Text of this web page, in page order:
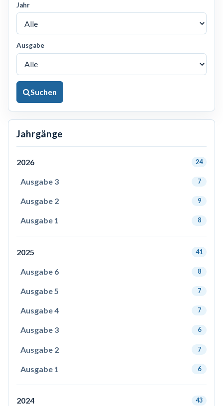
Jahr
Ausgabe
Suchen
Jahrgänge
2026 24
Ausgabe 3 7
Ausgabe 2 9
Ausgabe 1 8
2025 41
Ausgabe 6 8
Ausgabe 5 7
Ausgabe 4 7
Ausgabe 3 6
Ausgabe 2 7
Ausgabe 1 6
2024 43